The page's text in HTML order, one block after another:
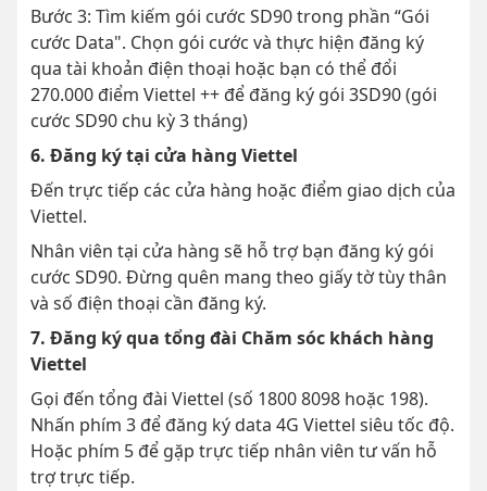
Bước 3: Tìm kiếm gói cước SD90 trong phần “Gói
cước Data". Chọn gói cước và thực hiện đăng ký
qua tài khoản điện thoại hoặc bạn có thể đổi
270.000 điểm Viettel ++ để đăng ký gói 3SD90 (gói
cước SD90 chu kỳ 3 tháng)
6. Đăng ký tại cửa hàng Viettel
Đến trực tiếp các cửa hàng hoặc điểm giao dịch của
Viettel.
Nhân viên tại cửa hàng sẽ hỗ trợ bạn đăng ký gói
cước SD90. Đừng quên mang theo giấy tờ tùy thân
và số điện thoại cần đăng ký.
7. Đăng ký qua tổng đài Chăm sóc khách hàng
Viettel
Gọi đến tổng đài Viettel (số 1800 8098 hoặc 198).
Nhấn phím 3 để đăng ký data 4G Viettel siêu tốc độ.
Hoặc phím 5 để gặp trực tiếp nhân viên tư vấn hỗ
trợ trực tiếp.